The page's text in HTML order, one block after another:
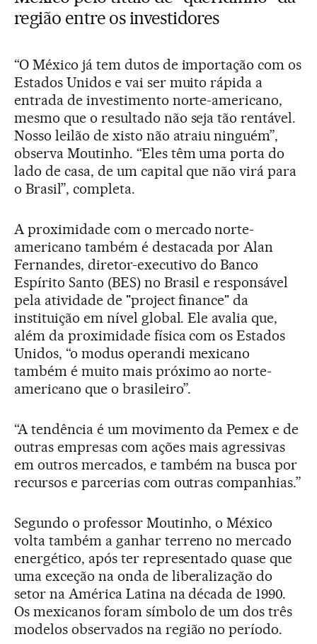
região entre os investidores
“O México já tem dutos de importação com os
Estados Unidos e vai ser muito rápida a
entrada de investimento norte-americano,
mesmo que o resultado não seja tão rentável.
Nosso leilão de xisto não atraiu ninguém”,
observa Moutinho. “Eles têm uma porta do
lado de casa, de um capital que não virá para
o Brasil”, completa.
A proximidade com o mercado norte-
americano também é destacada por Alan
Fernandes, diretor-executivo do Banco
Espírito Santo (BES) no Brasil e responsável
pela atividade de "project finance" da
instituição em nível global. Ele avalia que,
além da proximidade física com os Estados
Unidos, “o modus operandi mexicano
também é muito mais próximo ao norte-
americano que o brasileiro”.
“A tendência é um movimento da Pemex e de
outras empresas com ações mais agressivas
em outros mercados, e também na busca por
recursos e parcerias com outras companhias.”
Segundo o professor Moutinho, o México
volta também a ganhar terreno no mercado
energético, após ter representado quase que
uma exceção na onda de liberalização do
setor na América Latina na década de 1990.
Os mexicanos foram símbolo de um dos três
modelos observados na região no período.